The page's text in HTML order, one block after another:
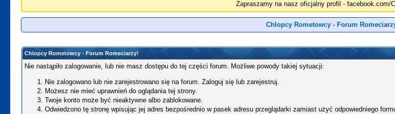
Zapraszamy na nasz oficjalny profil - facebook.com/
Chlopcy Rometowcy - Forum
Chlopcy Rometowcy - Forum Romeciarzy!
Nie nastąpiło zalogowanie, lub nie masz dostępu do tej części forum. Możliwe powody takiej sytuacji:
Nie zalogowano lub nie zarejestrowano się na forum. Zaloguj się lub zarejestruj.
Możesz nie mieć uprawnień do oglądania tej strony.
Twoje konto może być nieaktywne albo zablokowane.
Odwiedzono tę stronę wpisując jej adres bezpośrednio w pasek adresu przeglądarki zamiast użyć odpowiedniego